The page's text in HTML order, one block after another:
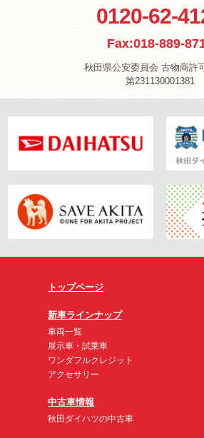
0120-62-
Fax:018-889-
秋田県公安委員会 古物商許
第231130001381
トップページ
新車ラインナップ
車両一覧
展示車・試乗車
ワンダフルクレジット
アクセサリー
中古車情報
秋田ダイハツの中古車